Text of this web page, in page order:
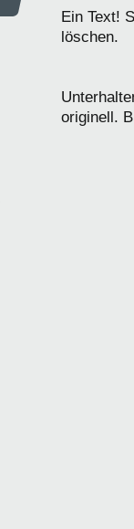
Ein Text!
löschen.
originell.